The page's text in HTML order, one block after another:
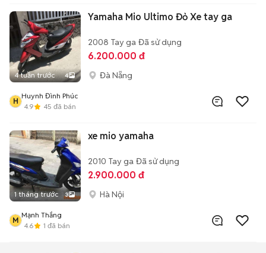
4 tuần trước 4
Yamaha Mio Ultimo Đỏ Xe tay ga
2008 Tay ga Đã sử dụng
6.200.000 đ
Đà Nẵng
H
Huynh Đình Phúc
4.9
45 đã bán
1 tháng trước 3
xe mio yamaha
2010 Tay ga Đã sử dụng
2.900.000 đ
Hà Nội
M
Mạnh Thắng
4.6
1 đã bán